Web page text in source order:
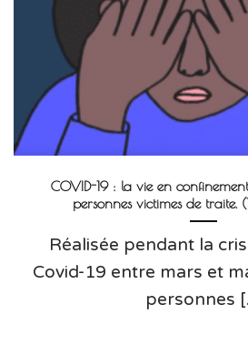
COVID-19 : la vie en
personnes victimes de
Réalisée pendant la
Covid-19 entre mars et
personnes